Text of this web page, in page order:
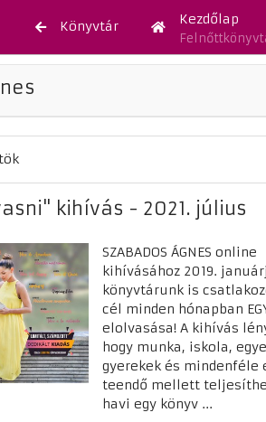
Könyvtár Kezdőlap
kihívás - 2021. július
SZABADOS ÁGNES online
kihívásához 2019.
könyvtárunk is
cél minden hónapban
elolvasása! A kihívás
hogy munka, iskola,
gyerekek és mindenféle
teendő mellett
havi egy könyv ...